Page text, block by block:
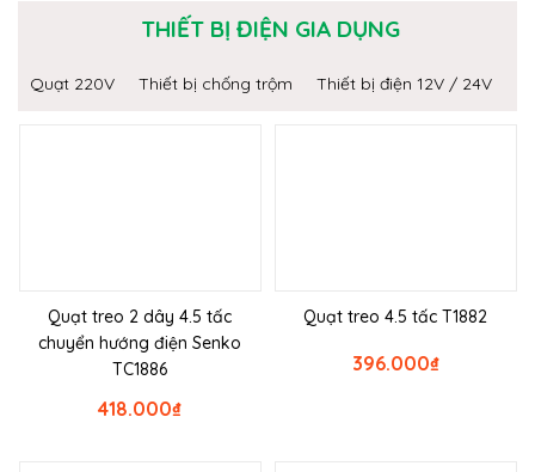
THIẾT BỊ ĐIỆN GIA DỤNG
Quạt 220V Thiết bị chống trộm Thiết bị điện 12V / 24V
Quạt treo 2 dây 4.5 tấc
chuyển hướng điện Senko
TC1886
₫
418.000
Quạt treo 4.5 tấc T1882
₫
396.000